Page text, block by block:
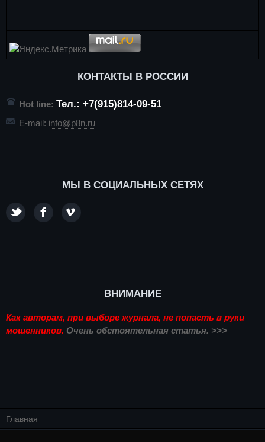
КОНТАКТЫ В РОССИИ
Hot line: Тел.: +7(915)814-09-51
E-mail: info@p8n.ru
МЫ В СОЦИАЛЬНЫХ СЕТЯХ
ВНИМАНИЕ
Как авторам, при выборе журнала, не попасть в руки
мошенников. Очень обстоятельная статья. >>>
Главная